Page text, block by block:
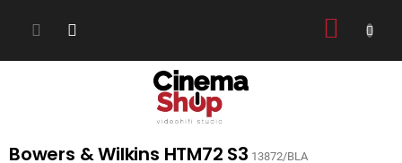
Bowers & Wilkins HTM72 S3 13872/BLA